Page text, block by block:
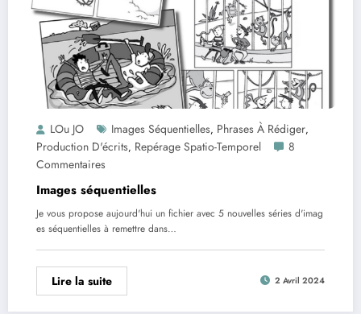
LOu JO Images Séquentielles, Phrases À Rédiger,
Production D'écrits, Repérage Spatio-Temporel
8
Commentaires
Images séquentielles
Je vous propose aujourd'hui un fichier avec 5 nouvelles séries d'imag
es séquentielles à remettre dans…
Lire la suite 2 Avril 2024